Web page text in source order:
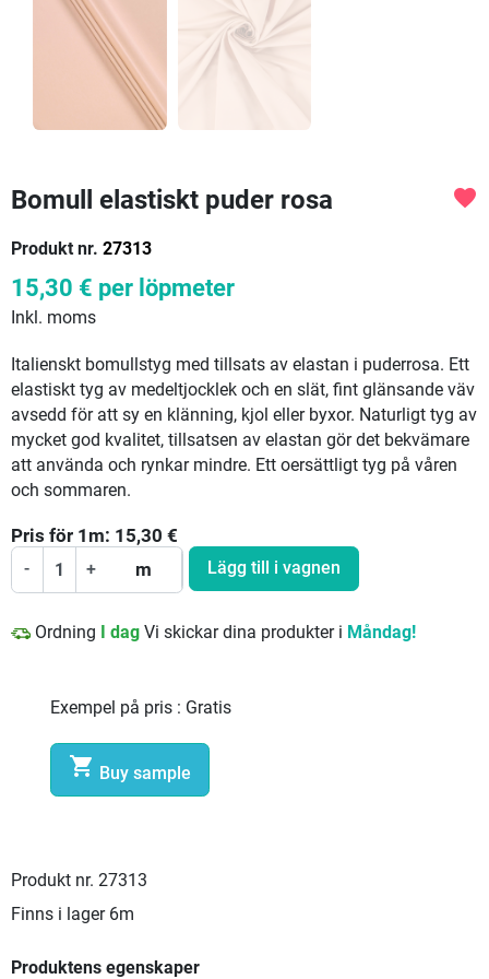
Bomull elastiskt puder rosa
Produkt nr. 27313
favorite
15,30 € per löpmeter
Inkl. moms
Italienskt bomullstyg med tillsats av elastan i puderrosa. Ett
elastiskt tyg av medeltjocklek och en slät, fint glänsande väv
avsedd för att sy en klänning, kjol eller byxor. Naturligt tyg av
mycket god kvalitet, tillsatsen av elastan gör det bekvämare
att använda och rynkar mindre. Ett oersättligt tyg på våren
och sommaren.
Pris för 1 m: 15,30 €
- + m Lägg till i vagnen
Ordning I dag Vi skickar dina produkter i Måndag!
Exempel på pris : Gratis
 Buy sample
Produkt nr. 27313
Finns i lager 6m
Produktens egenskaper